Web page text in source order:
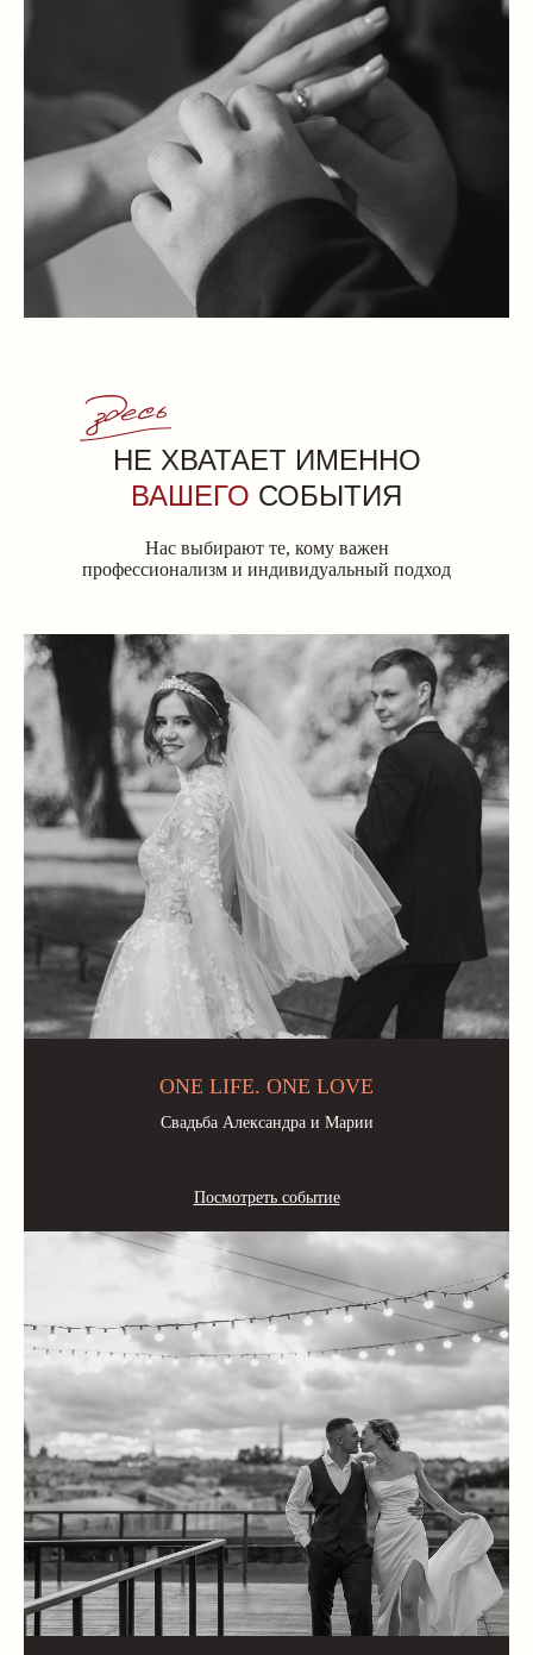
НЕ ХВАТАЕТ ИМЕННО
ВАШЕГО СОБЫТИЯ
здесь
Нас выбирают те, кому важен
профессионализм и индивидуальный подход
ONE LIFE. ONE LOVE
Свадьба Александра и Марии
Посмотреть событие